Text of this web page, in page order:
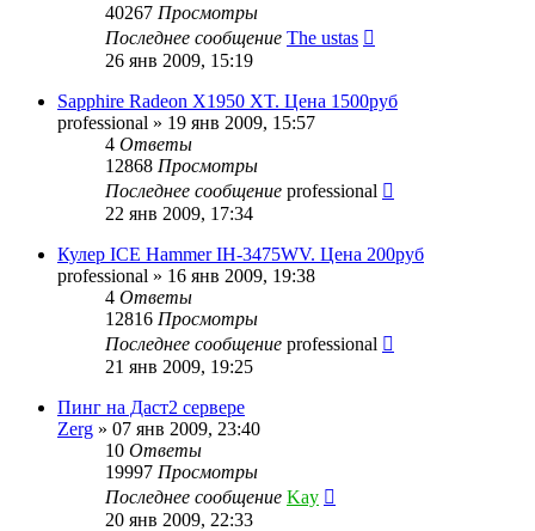
40267 Просмотры
Последнее сообщение The ustas
26 янв 2009, 15:19
Sapphire Radeon X1950 XT. Цена 1500руб
professional » 19 янв 2009, 15:57
4 Ответы
12868 Просмотры
Последнее сообщение professional
22 янв 2009, 17:34
Кулер ICE Hammer IH-3475WV. Цена 200руб
professional » 16 янв 2009, 19:38
4 Ответы
12816 Просмотры
Последнее сообщение professional
21 янв 2009, 19:25
Пинг на Даст2 сервере
Zerg » 07 янв 2009, 23:40
10 Ответы
19997 Просмотры
Последнее сообщение Kay
20 янв 2009, 22:33